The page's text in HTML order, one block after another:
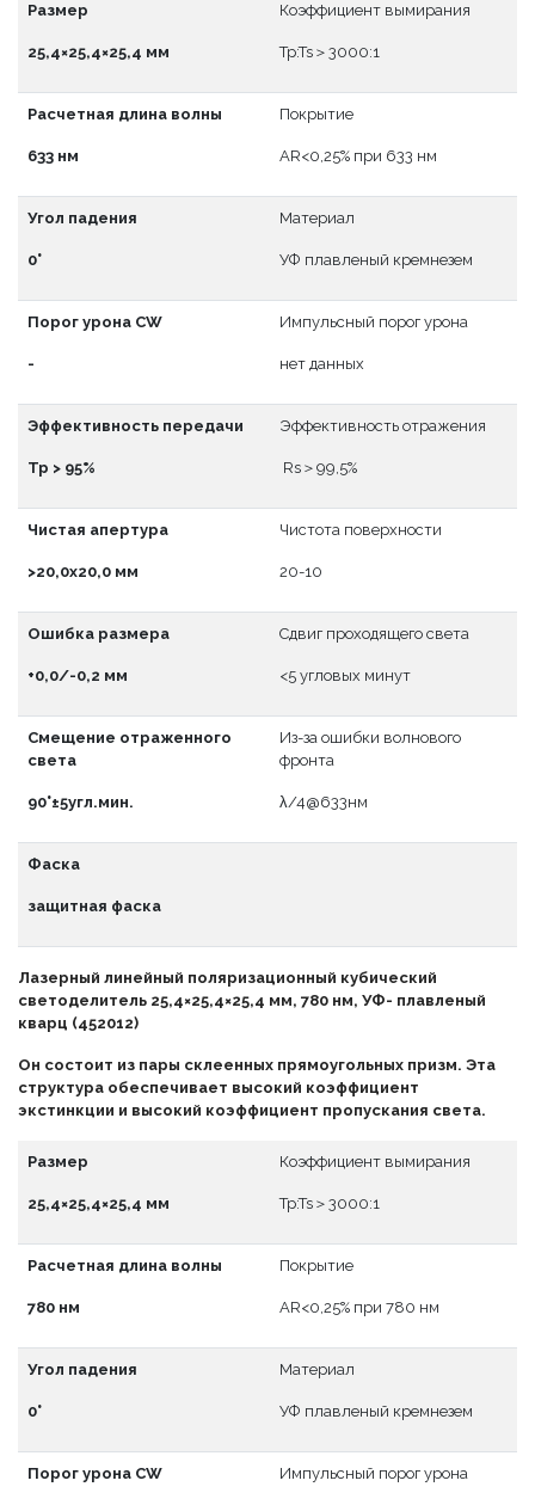
Размер
25,4×25,4×25,4 мм
Коэффициент вымирания
Tp:Ts＞3000:1
Расчетная длина волны
633 нм
Покрытие
АR<0,25% при 633 нм
Угол падения
0°
Материал
УФ плавленый кремнезем
Порог урона CW
-
Импульсный порог урона
нет данных
Эффективность передачи
Тр > 95%
Эффективность отражения
Rs＞99,5%
Чистая апертура
>20,0x20,0 мм
Чистота поверхности
20-10
Ошибка размера
+0,0/-0,2 мм
Сдвиг проходящего света
<5 угловых минут
Смещение отраженного
света
90°±5угл.мин.
Из-за ошибки волнового
фронта
λ/4@633нм
Фаска
защитная фаска
Лазерный линейный поляризационный кубический
светоделитель 25,4×25,4×25,4 мм, 780 нм, УФ- плавленый
кварц (452012)
Он состоит из пары склеенных прямоугольных призм. Эта
структура обеспечивает высокий коэффициент
экстинкции и высокий коэффициент пропускания света.
Размер
25,4×25,4×25,4 мм
Коэффициент вымирания
Tp:Ts＞3000:1
Расчетная длина волны
780 нм
Покрытие
АR<0,25% при 780 нм
Угол падения
0°
Материал
УФ плавленый кремнезем
Порог урона CW Импульсный порог урона